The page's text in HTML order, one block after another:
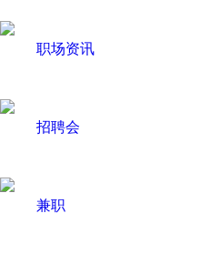
职场资讯
招聘会
兼职